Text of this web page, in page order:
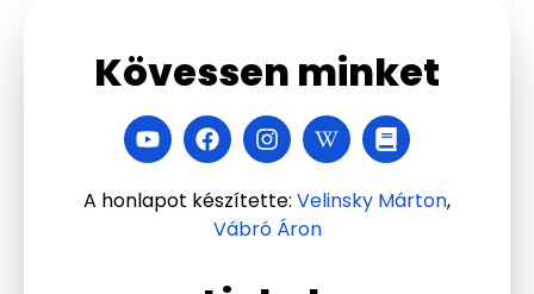
Kövessen minket
A honlapot készítette: Velinsky Márton,
Vábró Áron